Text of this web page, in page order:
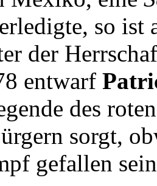
so ist
der
entwarf
des
sorgt,
gefallen